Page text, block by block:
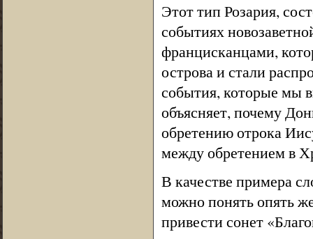
Этот тип Розария,
событиях
францисканцами,
острова и стали
события, которые мы
объясняет, почему
обретению отрока
между обретением в
В качестве примера
можно понять опять
привести сонет